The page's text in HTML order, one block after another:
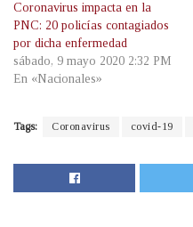
Coronavirus impacta en la
PNC: 20 policías contagiados
por dicha enfermedad
sábado, 9 mayo 2020 2:32 PM
En «Nacionales»
Tags: Coronavirus covid-19